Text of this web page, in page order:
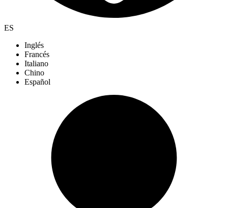
ES
Inglés
Francés
Italiano
Chino
Español